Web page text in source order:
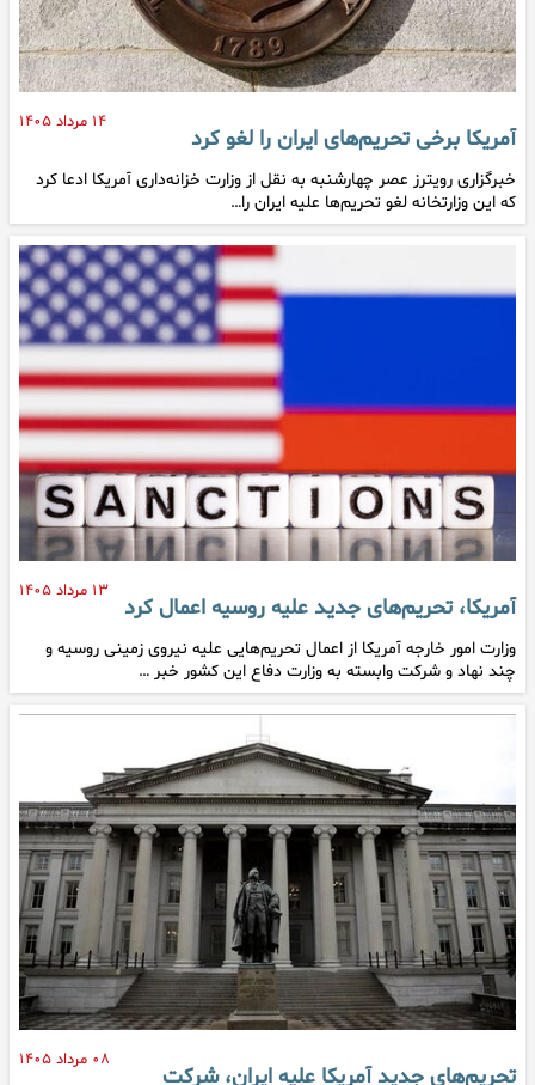
۱۴ مرداد ۱۴۰۵
آمریکا برخی تحریم‌های ایران را لغو کرد
خبرگزاری رویترز عصر چهارشنبه به نقل از وزارت خزانه‌داری آمریکا ادعا کرد
که این وزارتخانه لغو تحریم‌ها علیه ایران را…
۱۳ مرداد ۱۴۰۵
آمریکا، تحریم‌های جدید علیه روسیه اعمال کرد
وزارت امور خارجه آمریکا از اعمال تحریم‌هایی علیه نیروی زمینی روسیه و
چند نهاد و شرکت وابسته به وزارت دفاع این کشور خبر …
۰۸ مرداد ۱۴۰۵
تحریم‌های جدید آمریکا علیه ایران، شرکت